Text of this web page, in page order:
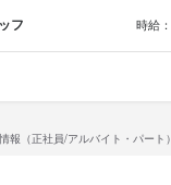
（正社員/アルバイト・パート）
フ 時給：